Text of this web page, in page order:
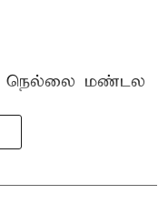
நெல்லை மண்டல